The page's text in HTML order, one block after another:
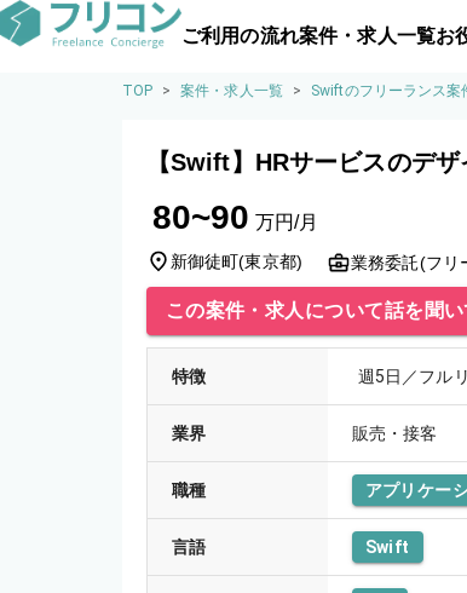
ご利用の流れ案件・求人一覧お
TOP > 案件・求人一覧 > Swiftのフリーランス案
【Swift】HRサービスのデ
80~90 万円/月
新御徒町(東京都) 業務委託(フリ
この案件・求人について話を聞
特徴 週5日／フル
業界 販売・接客
職種 アプリケー
言語 Swift